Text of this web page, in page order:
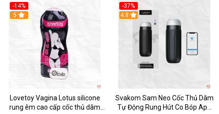
-14%
Hot
5
Lovetoy Vagina Lotus silicone
rung êm cao cấp cốc thủ dâm
-37%
4.8
Svakom Sam Neo Cốc Thủ Dâm
Tự Động Rung Hút Co Bóp App